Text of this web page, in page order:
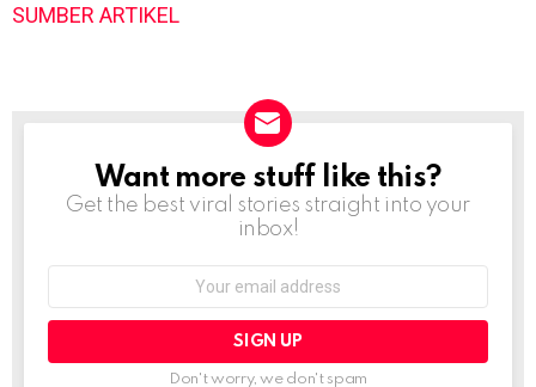
SUMBER ARTIKEL
NEWSLETTER
Want more stuff like this?
Get the best viral stories straight into your
inbox!
Don't worry, we don't spam